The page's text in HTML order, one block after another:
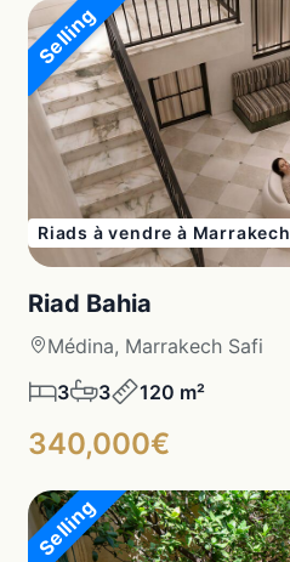
Selling
Riads à vendre à Marrakech
Riad Bahia
Médina, Marrakech Safi
3
3 120 m²
340,000€
Selling